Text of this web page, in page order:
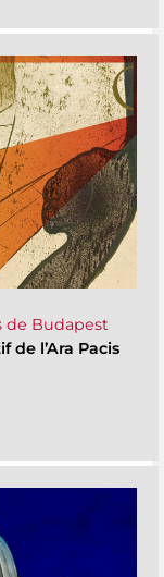
de Budapest
de l’Ara Pacis